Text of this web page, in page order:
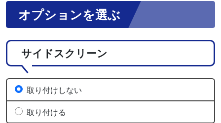
オプションを選ぶ
サイドスクリーン
取り付けしない
取り付ける